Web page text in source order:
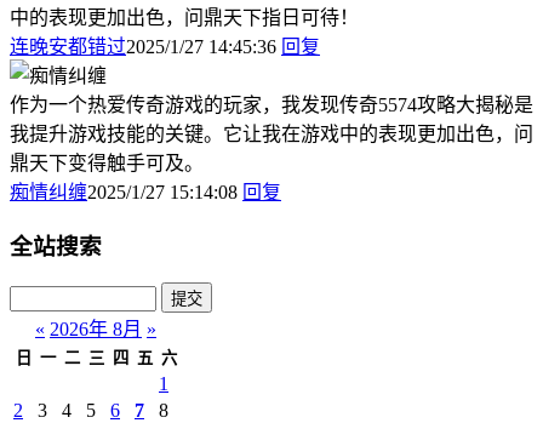
中的表现更加出色，问鼎天下指日可待！
连晚安都错过2025/1/27 14:45:36 回复
作为一个热爱传奇游戏的玩家，我发现传奇5574攻略大揭秘是
我提升游戏技能的关键。它让我在游戏中的表现更加出色，问
鼎天下变得触手可及。
痴情纠缠2025/1/27 15:14:08 回复
全站搜索
« 2026年 8月 »
日 一 二 三 四 五 六
1
2
3 4 5 6 7
8